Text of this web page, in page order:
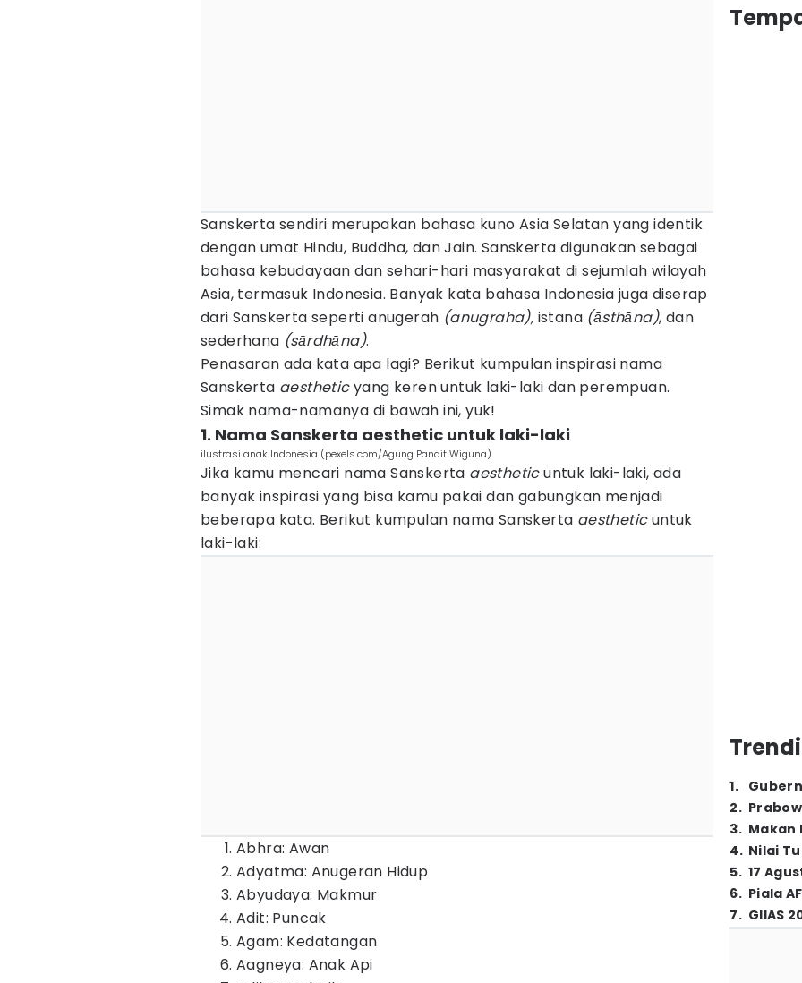
Sanskerta sendiri merupakan bahasa kuno Asia Selatan yang identik
dengan umat Hindu, Buddha, dan Jain. Sanskerta digunakan sebagai
bahasa kebudayaan dan sehari-hari masyarakat di sejumlah wilayah
Asia, termasuk Indonesia. Banyak kata bahasa Indonesia juga diserap
dari Sanskerta seperti anugerah (anugraha), istana (āsthāna), dan
sederhana (sārdhāna).
Penasaran ada kata apa lagi? Berikut kumpulan inspirasi nama
Sanskerta aestheticyang keren untuk laki-laki dan perempuan.
Simak nama-namanya di bawah ini, yuk!
1. Nama Sanskerta aesthetic untuk laki-laki
ilustrasi anak Indonesia (pexels.com/Agung Pandit Wiguna)
Jika kamu mencari nama Sanskerta aestheticuntuk laki-laki, ada
banyak inspirasi yang bisa kamu pakai dan gabungkan menjadi
beberapa kata. Berikut kumpulan nama Sanskerta aestheticuntuk
laki-laki:
Abhra: Awan
Adyatma: Anugeran Hidup
Abyudaya: Makmur
Adit: Puncak
Agam: Kedatangan
Aagneya: Anak Api
1.
2.
3. Makan
4. Nilai
5. 17
6. Piala
7. GIIAS